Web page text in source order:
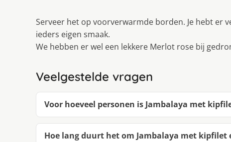
Serveer het op voorverwarmde borden. Je hebt er
ieders eigen smaak.
We hebben er wel een lekkere Merlot rose bij
Veelgestelde vragen
Voor hoeveel personen is Jambalaya met
Hoe lang duurt het om Jambalaya met kipfilet